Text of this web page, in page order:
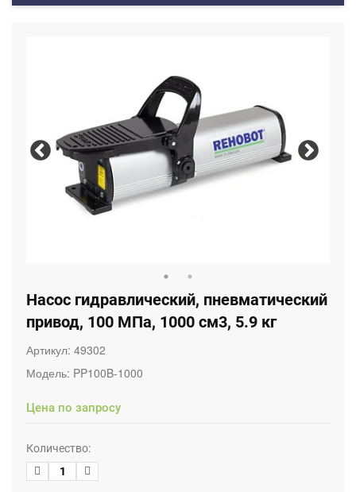
Насос гидравлический, пневматический
привод, 100 МПа, 1000 см3, 5.9 кг
Артикул: 49302
Модель: PP100B-1000
Цена по запросу
Количество: